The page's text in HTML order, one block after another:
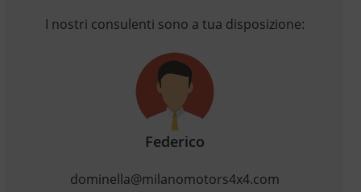
I nostri consulenti sono a tua disposizione:
Federico
dominella@milanomotors4x4.com